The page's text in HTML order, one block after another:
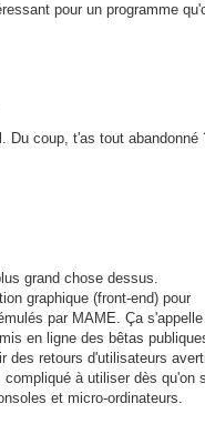
pour un programme
Du coup, t'as tout abandonné
grand chose dessus.
graphique (front-end) pour
par MAME. Ça s'appelle
en ligne des bêtas
des retours d'utilisateurs
à utiliser dès qu'on
et micro-ordinateurs.